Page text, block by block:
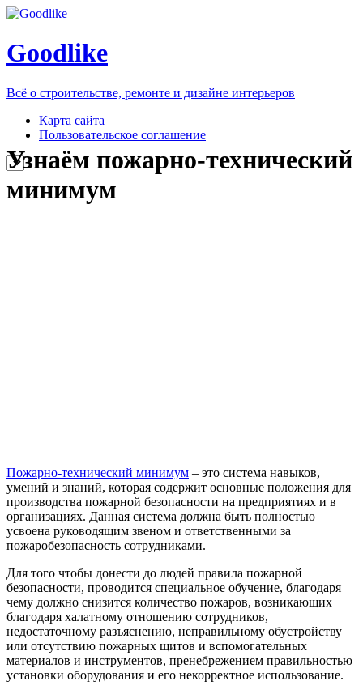
Goodlike
Всё о строительстве, ремонте и дизайне интерьеров
Карта сайта
Пользовательское соглашение
Узнаём пожарно-технический
минимум
Пожарно-технический минимум – это система навыков,
умений и знаний, которая содержит основные положения для
производства пожарной безопасности на предприятиях и в
организациях. Данная система должна быть полностью
усвоена руководящим звеном и ответственными за
пожаробезопасность сотрудниками.
Для того чтобы донести до людей правила пожарной
безопасности, проводится специальное обучение, благодаря
чему должно снизится количество пожаров, возникающих
благодаря халатному отношению сотрудников,
недостаточному разъяснению, неправильному обустройству
или отсутствию пожарных щитов и вспомогательных
материалов и инструментов, пренебрежением правильностью
установки оборудования и его некорректное использование.